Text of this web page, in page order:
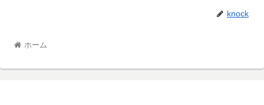
knock
ホーム